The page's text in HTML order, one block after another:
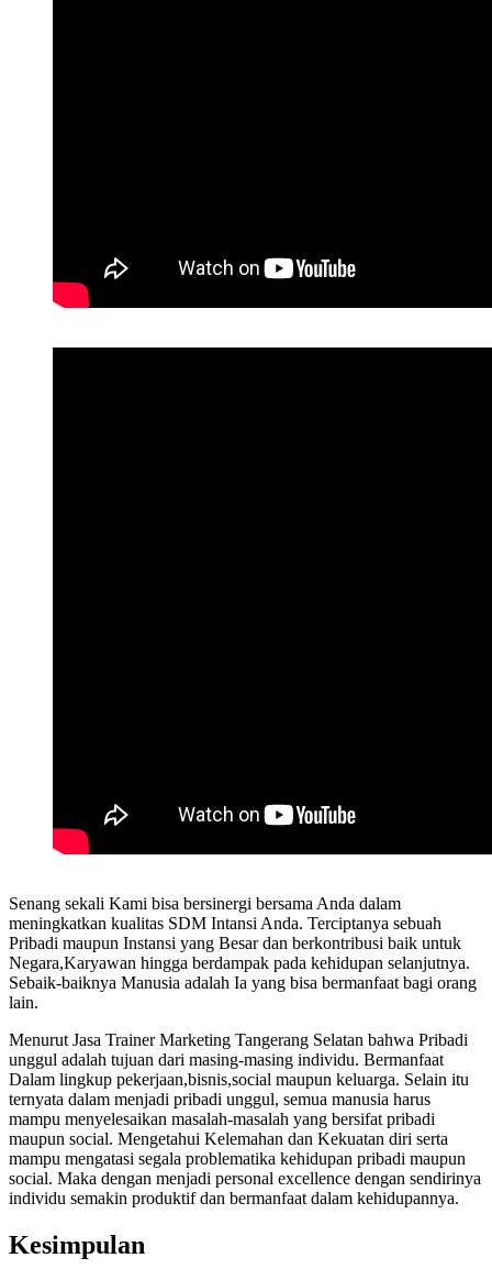
Senang sekali Kami bisa bersinergi bersama Anda dalam
meningkatkan kualitas SDM Intansi Anda. Terciptanya sebuah
Pribadi maupun Instansi yang Besar dan berkontribusi baik untuk
Negara,Karyawan hingga berdampak pada kehidupan selanjutnya.
Sebaik-baiknya Manusia adalah Ia yang bisa bermanfaat bagi orang
lain.
Menurut Jasa Trainer Marketing Tangerang Selatan bahwa Pribadi
unggul adalah tujuan dari masing-masing individu. Bermanfaat
Dalam lingkup pekerjaan,bisnis,social maupun keluarga. Selain itu
ternyata dalam menjadi pribadi unggul, semua manusia harus
mampu menyelesaikan masalah-masalah yang bersifat pribadi
maupun social. Mengetahui Kelemahan dan Kekuatan diri serta
mampu mengatasi segala problematika kehidupan pribadi maupun
social. Maka dengan menjadi personal excellence dengan sendirinya
individu semakin produktif dan bermanfaat dalam kehidupannya.
Kesimpulan